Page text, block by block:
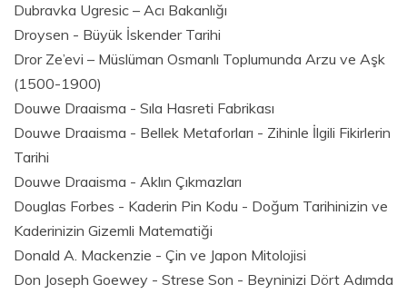
Dubravka Ugresic – Acı Bakanlığı
Droysen - Büyük İskender Tarihi
Dror Ze’evi – Müslüman Osmanlı Toplumunda Arzu ve Aşk
(1500-1900)
Douwe Draaisma - Sıla Hasreti Fabrikası
Douwe Draaisma - Bellek Metaforları - Zihinle İlgili Fikirlerin
Tarihi
Douwe Draaisma - Aklın Çıkmazları
Douglas Forbes - Kaderin Pin Kodu - Doğum Tarihinizin ve
Kaderinizin Gizemli Matematiği
Donald A. Mackenzie - Çin ve Japon Mitolojisi
Don Joseph Goewey - Strese Son - Beyninizi Dört Adımda